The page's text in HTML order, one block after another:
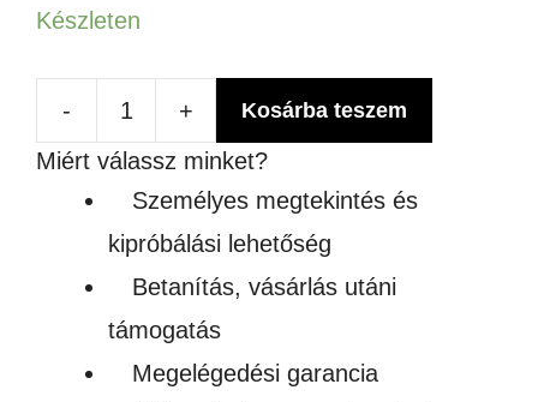
Készleten
-
GYŰRŰ
EZÜST
SZÍNBEN
mennyiség
+ Kosárba teszem
Miért válassz minket?
Személyes megtekintés és
kipróbálási lehetőség
Betanítás, vásárlás utáni
támogatás
Megelégedési garancia